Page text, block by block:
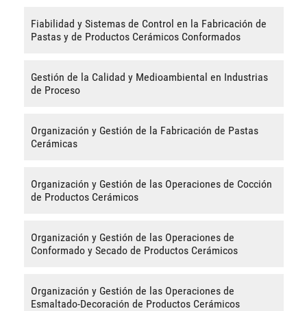
Fiabilidad y Sistemas de Control en la Fabricación de
Pastas y de Productos Cerámicos Conformados
Gestión de la Calidad y Medioambiental en Industrias
de Proceso
Organización y Gestión de la Fabricación de Pastas
Cerámicas
Organización y Gestión de las Operaciones de Cocción
de Productos Cerámicos
Organización y Gestión de las Operaciones de
Conformado y Secado de Productos Cerámicos
Organización y Gestión de las Operaciones de
Esmaltado-Decoración de Productos Cerámicos